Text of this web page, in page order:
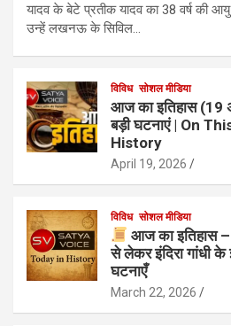
यादव के बेटे प्रतीक यादव का 38 वर्ष की
उन्हें लखनऊ के सिविल…
विविध सोशल मीडिया
आज का इतिहास (19
बड़ी घटनाएं | On
History
April 19, 2026
विविध सोशल मीडिया
आज का इतिहास –
से लेकर इंदिरा गांधी
घटनाएँ
March 22, 2026